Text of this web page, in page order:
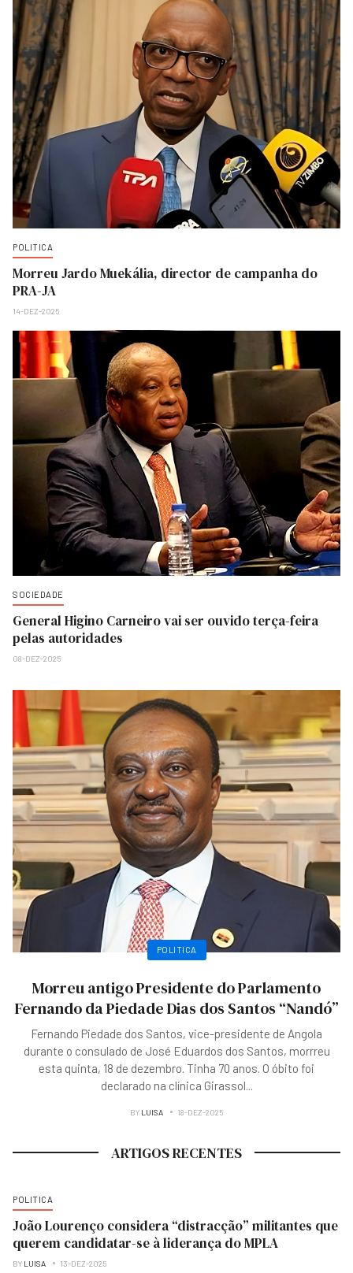
POLITICA
Morreu Jardo Muekália, director de campanha do
PRA-JA
14-DEZ-2025
SOCIEDADE
General Higino Carneiro vai ser ouvido terça-feira
pelas autoridades
08-DEZ-2025
POLITICA
Morreu antigo Presidente do Parlamento
Fernando da Piedade Dias dos Santos “Nandó”
Fernando Piedade dos Santos, vice-presidente de Angola
durante o consulado de José Eduardos dos Santos, morrreu
esta quinta, 18 de dezembro. Tinha 70 anos. O óbito foi
declarado na clínica Girassol...
BY LUISA 18-DEZ-2025
ARTIGOS RECENTES
POLITICA
João Lourenço considera “distracção” militantes que
querem candidatar-se à liderança do MPLA
BY LUISA 13-DEZ-2025